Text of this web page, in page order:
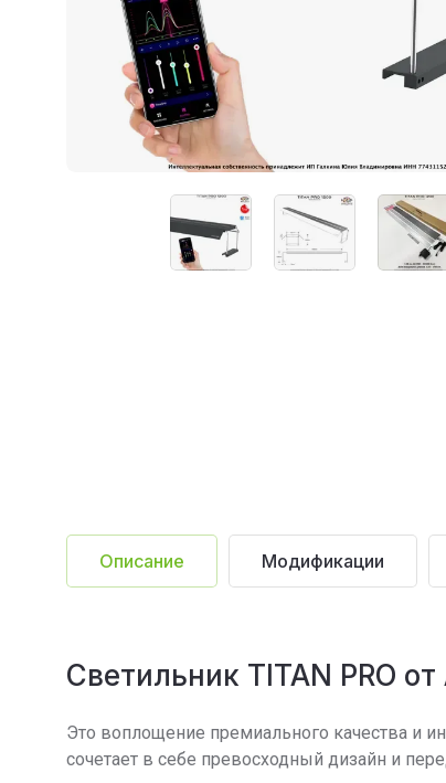
Описание Модификации
Светильник TITAN PRO от
Это воплощение премиального качества и
сочетает в себе превосходный дизайн и